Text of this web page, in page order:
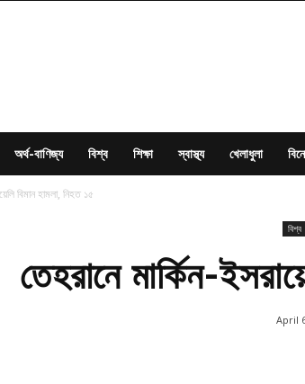
অর্থ-বাণিজ্য বিশ্ব শিক্ষা স্বাস্থ্য খেলাধুলা
বিমান হামলা, নিহত ১৫
বিশ্ব
তেহরানে মার্কিন-
April